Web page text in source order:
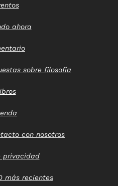
ahora
sobre filosofía
con nosotros
privacidad
más recientes